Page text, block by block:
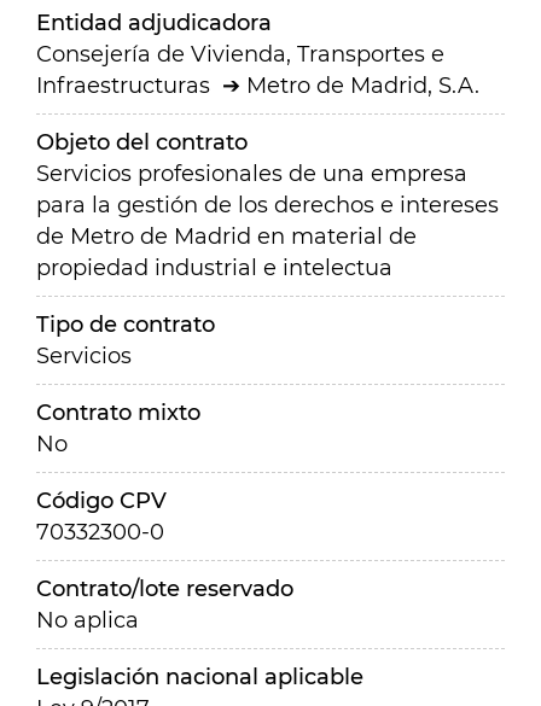
Entidad adjudicadora
Consejería de Vivienda, Transportes e
Infraestructuras
Metro de Madrid, S.A.
Objeto del contrato
Servicios profesionales de una empresa
para la gestión de los derechos e intereses
de Metro de Madrid en material de
propiedad industrial e intelectua
Tipo de contrato
Servicios
Contrato mixto
No
Código CPV
70332300-0
Contrato/lote reservado
No aplica
Legislación nacional aplicable